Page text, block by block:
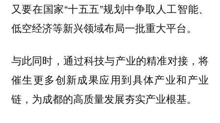
又要在国家“十五五”规划中争取人工智能、
低空经济等新兴领域布局一批重大平台。
与此同时，通过科技与产业的精准对接，将
催生更多创新成果应用到具体产业和产业
链，为成都的高质量发展夯实产业根基。